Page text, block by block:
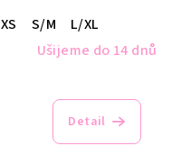
XS
S/M
L/XL
Ušijeme do 14 dnů
Detail